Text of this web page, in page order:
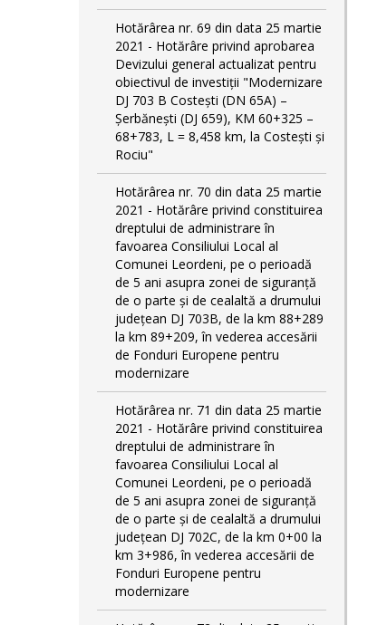
Hotărârea nr. 69 din data 25 martie
2021 - Hotărâre privind aprobarea
Devizului general actualizat pentru
obiectivul de investiţii "Modernizare
DJ 703 B Costeşti (DN 65A) –
Şerbăneşti (DJ 659), KM 60+325 –
68+783, L = 8,458 km, la Costeşti şi
Rociu"
Hotărârea nr. 70 din data 25 martie
2021 - Hotărâre privind constituirea
dreptului de administrare în
favoarea Consiliului Local al
Comunei Leordeni, pe o perioadă
de 5 ani asupra zonei de siguranță
de o parte și de cealaltă a drumului
județean DJ 703B, de la km 88+289
la km 89+209, în vederea accesării
de Fonduri Europene pentru
modernizare
Hotărârea nr. 71 din data 25 martie
2021 - Hotărâre privind constituirea
dreptului de administrare în
favoarea Consiliului Local al
Comunei Leordeni, pe o perioadă
de 5 ani asupra zonei de siguranță
de o parte și de cealaltă a drumului
județean DJ 702C, de la km 0+00 la
km 3+986, în vederea accesării de
Fonduri Europene pentru
modernizare